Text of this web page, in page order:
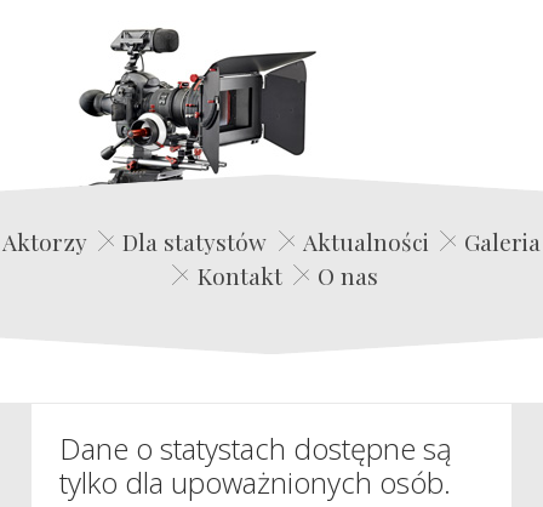
Edwin Film Agencja Aktorska
Aktorzy Dla statystów Aktualności
Galeria
Kontakt
O nas
Dane o statystach dostępne są
tylko dla upoważnionych osób.